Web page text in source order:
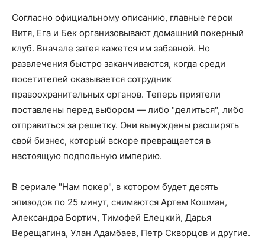
Согласно официальному описанию, главные герои
Витя, Ега и Бек организовывают домашний покерный
клуб. Вначале затея кажется им забавной. Но
развлечения быстро заканчиваются, когда среди
посетителей оказывается сотрудник
правоохранительных органов. Теперь приятели
поставлены перед выбором — либо "делиться", либо
отправиться за решетку. Они вынуждены расширять
свой бизнес, который вскоре превращается в
настоящую подпольную империю.
В сериале "Нам покер", в котором будет десять
эпизодов по 25 минут, снимаются Артем Кошман,
Александра Бортич, Тимофей Елецкий, Дарья
Верещагина, Улан Адамбаев, Петр Скворцов и другие.